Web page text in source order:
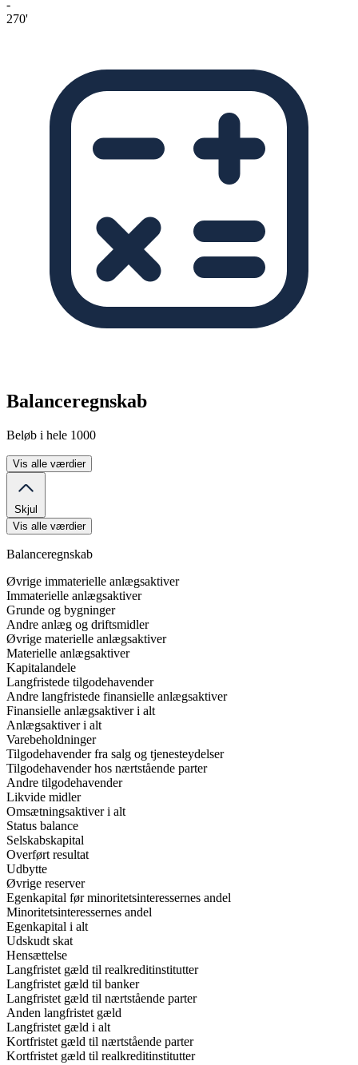
-
270'
Balanceregnskab
Beløb i hele 1000
Vis alle værdier
Skjul
Vis alle værdier
Balanceregnskab
Øvrige immaterielle anlægsaktiver
Immaterielle anlægsaktiver
Grunde og bygninger
Andre anlæg og driftsmidler
Øvrige materielle anlægsaktiver
Materielle anlægsaktiver
Kapitalandele
Langfristede tilgodehavender
Andre langfristede finansielle anlægsaktiver
Finansielle anlægsaktiver i alt
Anlægsaktiver i alt
Varebeholdninger
Tilgodehavender fra salg og tjenesteydelser
Tilgodehavender hos nærtstående parter
Andre tilgodehavender
Likvide midler
Omsætningsaktiver i alt
Status balance
Selskabskapital
Overført resultat
Udbytte
Øvrige reserver
Egenkapital før minoritetsinteressernes andel
Minoritetsinteressernes andel
Egenkapital i alt
Udskudt skat
Hensættelse
Langfristet gæld til realkreditinstitutter
Langfristet gæld til banker
Langfristet gæld til nærtstående parter
Anden langfristet gæld
Langfristet gæld i alt
Kortfristet gæld til nærtstående parter
Kortfristet gæld til realkreditinstitutter